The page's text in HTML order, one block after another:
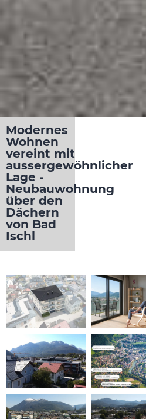
Modernes
Wohnen
vereint mit
aussergewöhnlicher
Lage -
Neubauwohnung
über den
Dächern
von Bad
Ischl